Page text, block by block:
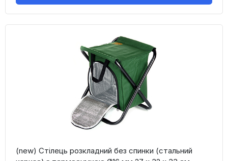
(new) Стілець розкладний без спинки (стальний